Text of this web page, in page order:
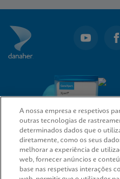
LIGAÇÕES RÁPIDAS
A nossa empresa e respetivos
outras tecnologias de
determinados dados que o
diretamente, como os seus
melhorar a experiência de
web, fornecer anúncios e
base nas respetivas interações